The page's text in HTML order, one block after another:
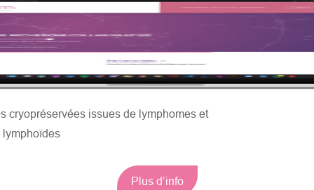
cryopréservées issues de lymphomes et
lymphoïdes
Plus d’info